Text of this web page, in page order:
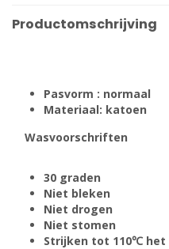
Productomschrijving
Pasvorm : normaal
Materiaal: katoen
Wasvoorschriften
30 graden
Niet bleken
Niet drogen
Niet stomen
Strijken tot 110℃